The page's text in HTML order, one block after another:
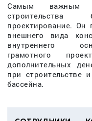
Самым важным
строительства
проектирование. Он
внешнего вида
внутреннего
грамотного
дополнительных
при строительстве
бассейна.